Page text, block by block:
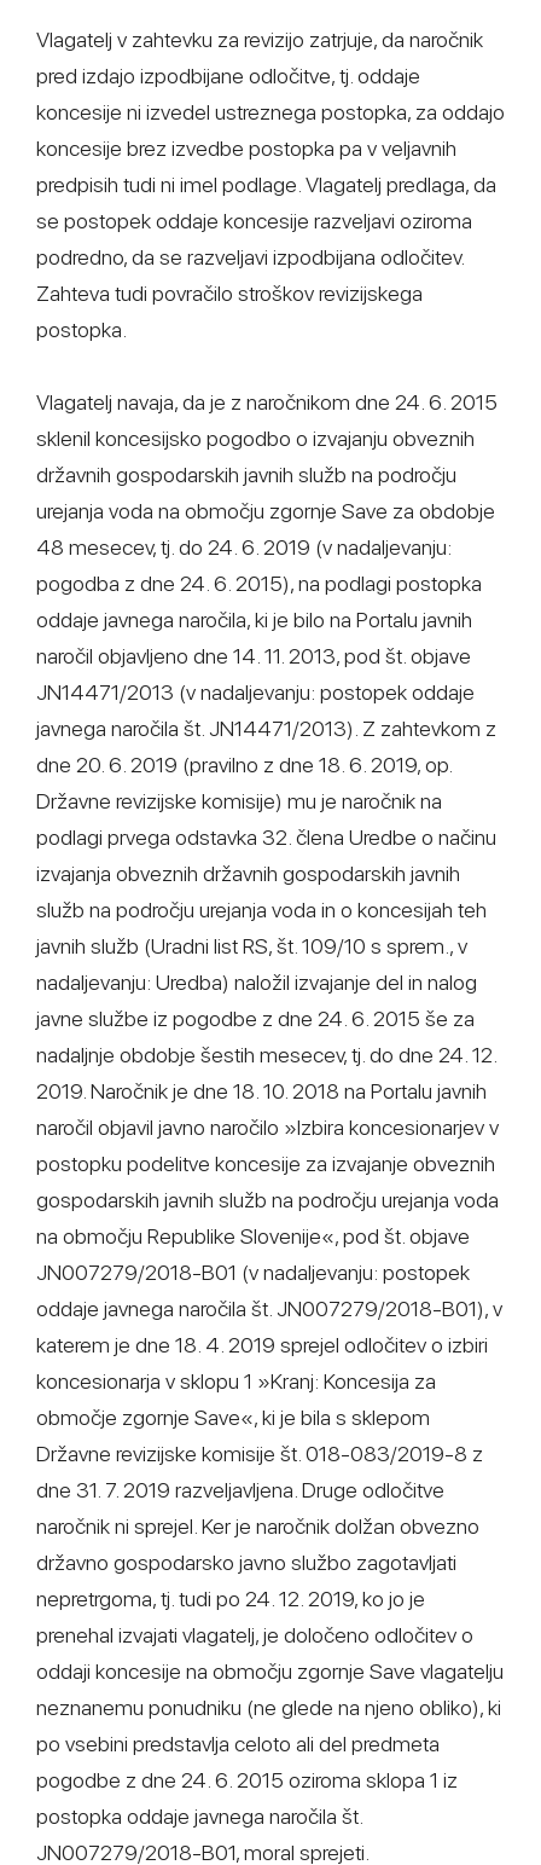
Vlagatelj v zahtevku za revizijo zatrjuje, da naročnik
pred izdajo izpodbijane odločitve, tj. oddaje
koncesije ni izvedel ustreznega postopka, za oddajo
koncesije brez izvedbe postopka pa v veljavnih
predpisih tudi ni imel podlage. Vlagatelj predlaga, da
se postopek oddaje koncesije razveljavi oziroma
podredno, da se razveljavi izpodbijana odločitev.
Zahteva tudi povračilo stroškov revizijskega
postopka.
Vlagatelj navaja, da je z naročnikom dne 24. 6. 2015
sklenil koncesijsko pogodbo o izvajanju obveznih
državnih gospodarskih javnih služb na področju
urejanja voda na območju zgornje Save za obdobje
48 mesecev, tj. do 24. 6. 2019 (v nadaljevanju:
pogodba z dne 24. 6. 2015), na podlagi postopka
oddaje javnega naročila, ki je bilo na Portalu javnih
naročil objavljeno dne 14. 11. 2013, pod št. objave
JN14471/2013 (v nadaljevanju: postopek oddaje
javnega naročila št. JN14471/2013). Z zahtevkom z
dne 20. 6. 2019 (pravilno z dne 18. 6. 2019, op.
Državne revizijske komisije) mu je naročnik na
podlagi prvega odstavka 32. člena Uredbe o načinu
izvajanja obveznih državnih gospodarskih javnih
služb na področju urejanja voda in o koncesijah teh
javnih služb (Uradni list RS, št. 109/10 s sprem., v
nadaljevanju: Uredba) naložil izvajanje del in nalog
javne službe iz pogodbe z dne 24. 6. 2015 še za
nadaljnje obdobje šestih mesecev, tj. do dne 24. 12.
2019. Naročnik je dne 18. 10. 2018 na Portalu javnih
naročil objavil javno naročilo »Izbira koncesionarjev v
postopku podelitve koncesije za izvajanje obveznih
gospodarskih javnih služb na področju urejanja voda
na območju Republike Slovenije«, pod št. objave
JN007279/2018-B01 (v nadaljevanju: postopek
oddaje javnega naročila št. JN007279/2018-B01), v
katerem je dne 18. 4. 2019 sprejel odločitev o izbiri
koncesionarja v sklopu 1 »Kranj: Koncesija za
območje zgornje Save«, ki je bila s sklepom
Državne revizijske komisije št. 018-083/2019-8 z
dne 31. 7. 2019 razveljavljena. Druge odločitve
naročnik ni sprejel. Ker je naročnik dolžan obvezno
državno gospodarsko javno službo zagotavljati
nepretrgoma, tj. tudi po 24. 12. 2019, ko jo je
prenehal izvajati vlagatelj, je določeno odločitev o
oddaji koncesije na območju zgornje Save vlagatelju
neznanemu ponudniku (ne glede na njeno obliko), ki
po vsebini predstavlja celoto ali del predmeta
pogodbe z dne 24. 6. 2015 oziroma sklopa 1 iz
postopka oddaje javnega naročila št.
JN007279/2018-B01, moral sprejeti.